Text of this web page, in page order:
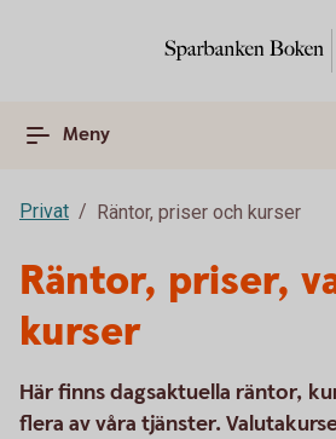
Meny
Privat Räntor, priser och kurser
Räntor, priser,
kurser
Här finns dagsaktuella räntor,
flera av våra tjänster.